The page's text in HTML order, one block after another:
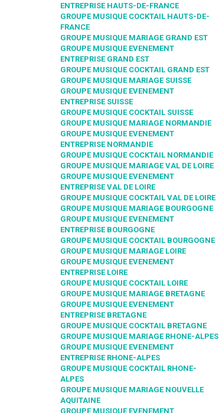
ENTREPRISE HAUTS-DE-FRANCE
GROUPE MUSIQUE COCKTAIL HAUTS-DE-
FRANCE
GROUPE MUSIQUE MARIAGE GRAND EST
GROUPE MUSIQUE EVENEMENT
ENTREPRISE GRAND EST
GROUPE MUSIQUE COCKTAIL GRAND EST
GROUPE MUSIQUE MARIAGE SUISSE
GROUPE MUSIQUE EVENEMENT
ENTREPRISE SUISSE
GROUPE MUSIQUE COCKTAIL SUISSE
GROUPE MUSIQUE MARIAGE NORMANDIE
GROUPE MUSIQUE EVENEMENT
ENTREPRISE NORMANDIE
GROUPE MUSIQUE COCKTAIL NORMANDIE
GROUPE MUSIQUE MARIAGE VAL DE LOIRE
GROUPE MUSIQUE EVENEMENT
ENTREPRISE VAL DE LOIRE
GROUPE MUSIQUE COCKTAIL VAL DE LOIRE
GROUPE MUSIQUE MARIAGE BOURGOGNE
GROUPE MUSIQUE EVENEMENT
ENTREPRISE BOURGOGNE
GROUPE MUSIQUE COCKTAIL BOURGOGNE
GROUPE MUSIQUE MARIAGE LOIRE
GROUPE MUSIQUE EVENEMENT
ENTREPRISE LOIRE
GROUPE MUSIQUE COCKTAIL LOIRE
GROUPE MUSIQUE MARIAGE BRETAGNE
GROUPE MUSIQUE EVENEMENT
ENTREPRISE BRETAGNE
GROUPE MUSIQUE COCKTAIL BRETAGNE
GROUPE MUSIQUE MARIAGE RHONE-ALPES
GROUPE MUSIQUE EVENEMENT
ENTREPRISE RHONE-ALPES
GROUPE MUSIQUE COCKTAIL RHONE-
ALPES
GROUPE MUSIQUE MARIAGE NOUVELLE
AQUITAINE
GROUPE MUSIQUE EVENEMENT